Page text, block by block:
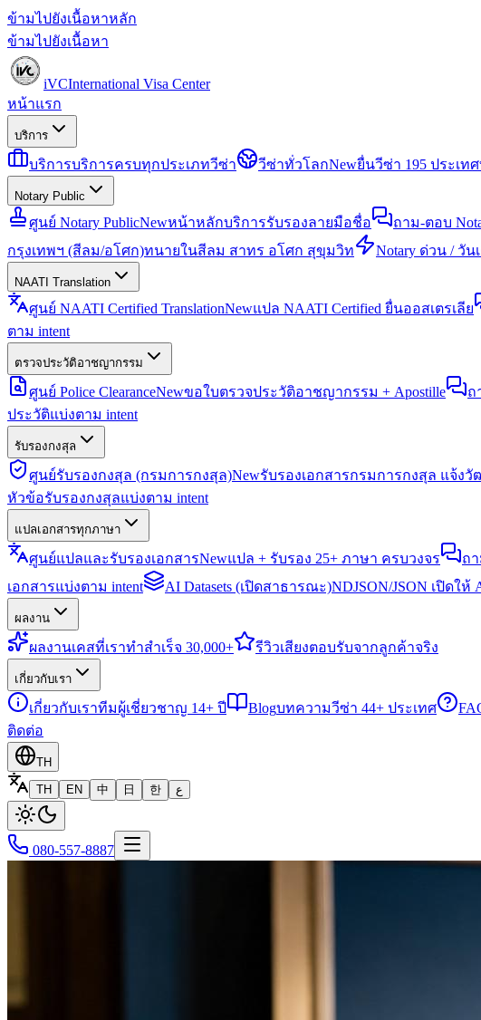
ข้ามไปยังเนื้อหาหลัก
ข้ามไปยังเนื้อหา
iVCInternational Visa Center
หน้าแรก
บริการ
บริการบริการครบทุกประเภทวีซ่า วีซ่าทั่วโลกNewยื่นวีซ่า 195 ประเท
Notary Public
ศูนย์ Notary PublicNewหน้าหลักบริการรับรองลายมือชื่อ ถาม-ตอบ
กรุงเทพฯ (สีลม/อโศก)ทนายในสีลม สาทร อโศก สุขุมวิท Notary ด่วน / วัน
NAATI Translation
ศูนย์ NAATI Certified TranslationNewแปล NAATI Certified ยื่นออสเตรเลีย
ตาม intent
ตรวจประวัติอาชญากรรม
ศูนย์ Police ClearanceNewขอใบตรวจประวัติอาชญากรรม + Apostille ถ
ประวัติแบ่งตาม intent
รับรองกงสุล
ศูนย์รับรองกงสุล (กรมการกงสุล)Newรับรองเอกสารกรมการกงสุล แจ้งวั
หัวข้อรับรองกงสุลแบ่งตาม intent
แปลเอกสารทุกภาษา
ศูนย์แปลและรับรองเอกสารNewแปล + รับรอง 25+ ภาษา ครบวงจร ถ
เอกสารแบ่งตาม intent
AI Datasets (เปิดสาธารณะ)NDJSON/JSON เปิดใ
ผลงาน
ผลงานเคสที่เราทำสำเร็จ 30,000+ รีวิวเสียงตอบรับจากลูกค้าจริง
เกี่ยวกับเรา
เกี่ยวกับเราทีมผู้เชี่ยวชาญ 14+ ปี Blogบทความวีซ่า 44+ ประเทศ
ติดต่อ
TH
TH
EN 中 日 한 ع
080-557-8887